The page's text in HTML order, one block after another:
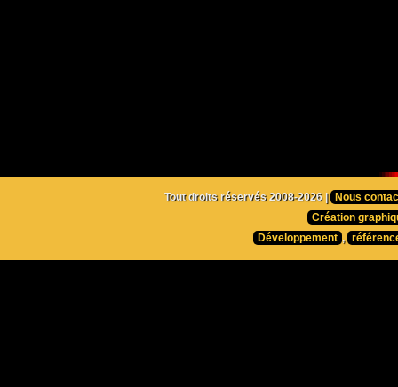
Tout droits réservés 2008-2026 |
Nous
Création
Développement ,